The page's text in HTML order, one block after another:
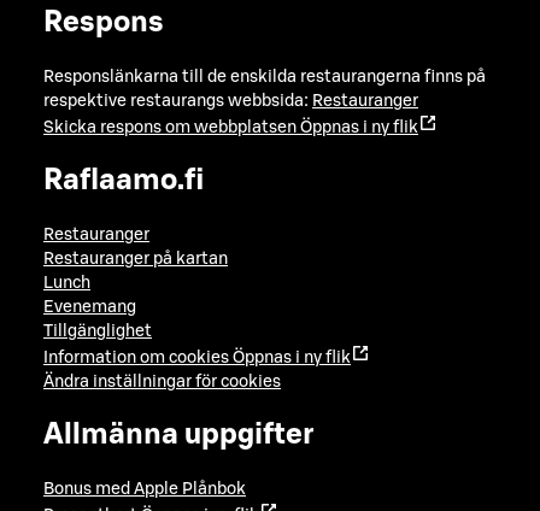
Respons
Responslänkarna till de enskilda restaurangerna finns på
respektive restaurangs webbsida: Restauranger
Skicka respons om webbplatsen Öppnas i ny flik
Raflaamo.fi
Restauranger
Restauranger på kartan
Lunch
Evenemang
Tillgänglighet
Information om cookies Öppnas i ny flik
Ändra inställningar för cookies
Allmänna uppgifter
Bonus med Apple Plånbok